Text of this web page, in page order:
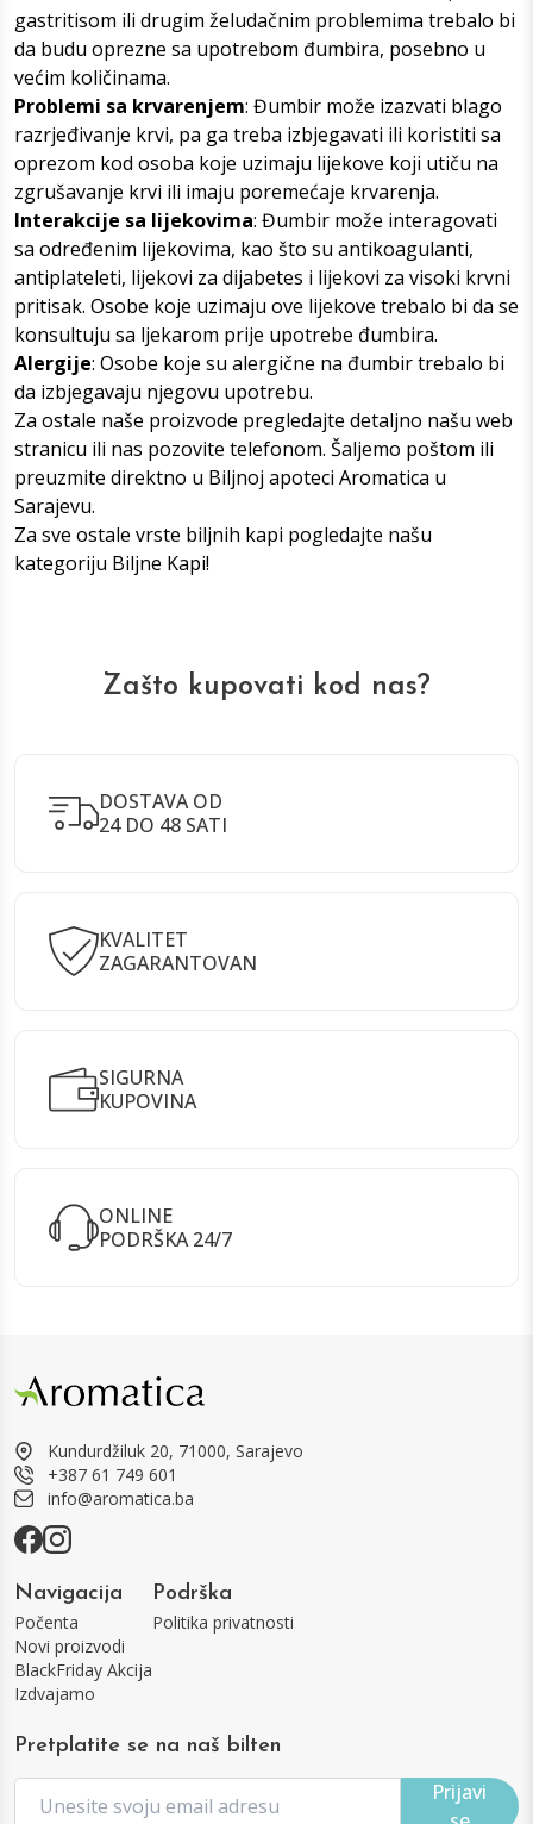
gastritisom ili drugim želudačnim problemima trebalo bi
da budu oprezne sa upotrebom đumbira, posebno u
većim količinama.
Problemi sa krvarenjem: Đumbir može izazvati blago
razrjeđivanje krvi, pa ga treba izbjegavati ili koristiti sa
oprezom kod osoba koje uzimaju lijekove koji utiču na
zgrušavanje krvi ili imaju poremećaje krvarenja.
Interakcije sa lijekovima: Đumbir može interagovati
sa određenim lijekovima, kao što su antikoagulanti,
antiplateleti, lijekovi za dijabetes i lijekovi za visoki krvni
pritisak. Osobe koje uzimaju ove lijekove trebalo bi da se
konsultuju sa ljekarom prije upotrebe đumbira.
Alergije: Osobe koje su alergične na đumbir trebalo bi
da izbjegavaju njegovu upotrebu.
Za ostale naše proizvode pregledajte detaljno našu web
stranicu ili nas pozovite telefonom. Šaljemo poštom ili
preuzmite direktno u Biljnoj apoteci Aromatica u
Sarajevu.
Za sve ostale vrste biljnih kapi pogledajte našu
kategoriju Biljne Kapi!
Zašto kupovati kod nas?
DOSTAVA OD
24 DO 48 SATI
KVALITET
ZAGARANTOVAN
SIGURNA
KUPOVINA
ONLINE
PODRŠKA 24/7
Kundurdžiluk 20, 71000, Sarajevo
+387 61 749 601
info@aromatica.ba
Navigacija
Počenta
Novi proizvodi
BlackFriday Akcija
Izdvajamo
Podrška
Politika privatnosti
Pretplatite se na naš bilten
Prijavi